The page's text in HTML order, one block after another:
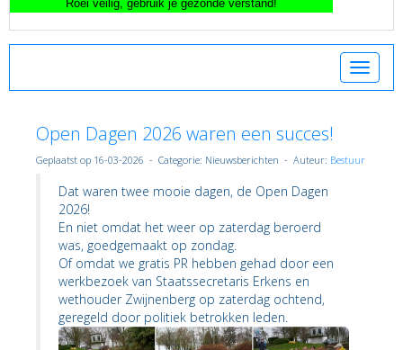
Toggle
Open Dagen 2026 waren een succes!
Geplaatst op 16-03-2026 - Categorie: Nieuwsberichten - Auteur: Bestuur
Dat waren twee mooie dagen, de Open Dagen
2026!
En niet omdat het weer op zaterdag beroerd
was, goedgemaakt op zondag.
Of omdat we gratis PR hebben gehad door een
werkbezoek van Staatssecretaris Erkens en
wethouder Zwijnenberg op zaterdag ochtend,
geregeld door politiek betrokken leden.